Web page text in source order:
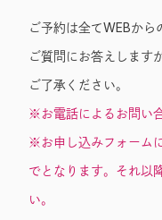
ご予約は全てWEBか
ご質問にお答えします
ご了承ください。
※お電話によるお問い
※お申し込みフォーム
でとなります。それ以
い。